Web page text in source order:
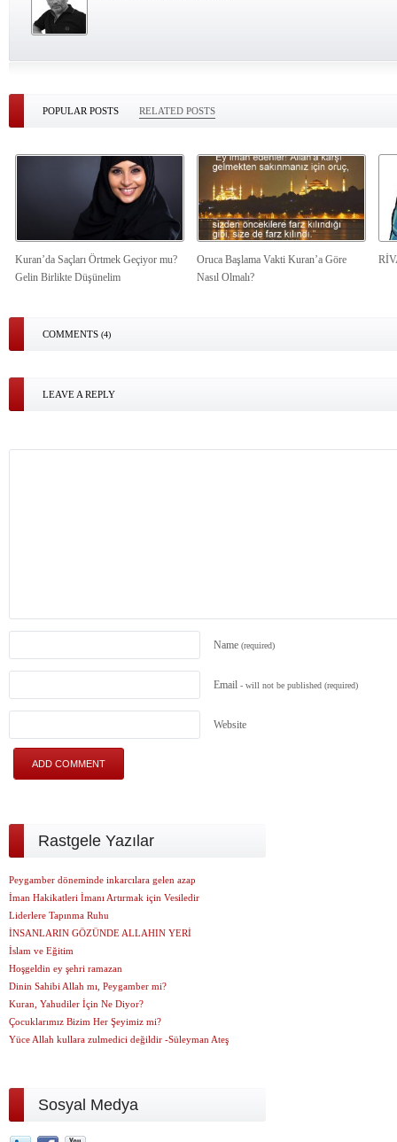
POPULAR POSTS RELATED POSTS
Kuran’da Saçları Örtmek Geçiyor mu?
Gelin Birlikte Düşünelim
Oruca Başlama Vakti Kuran’a Göre
Nasıl Olmalı?
COMMENTS (4)
LEAVE A REPLY
Name (required)
Email - will not be published (required)
Website
Rastgele Yazılar
Peygamber döneminde inkarcılara gelen azap
İman Hakikatleri İmanı Artırmak için Vesiledir
Liderlere Tapınma Ruhu
İNSANLARIN GÖZÜNDE ALLAHIN YERİ
İslam ve Eğitim
Hoşgeldin ey şehri ramazan
Dinin Sahibi Allah mı, Peygamber mi?
Kuran, Yahudiler İçin Ne Diyor?
Çocuklarımız Bizim Her Şeyimiz mi?
Yüce Allah kullara zulmedici değildir -Süleyman Ateş
Sosyal Medya